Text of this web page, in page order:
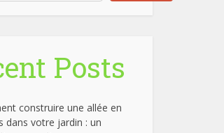
Posts
construire une allée en
dans votre jardin : un